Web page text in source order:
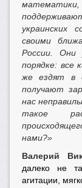
украинских
своими
России.
порядке: все
же ездят в
получают
нас
такое
нами?»
Валерий
далеко не
агитации,